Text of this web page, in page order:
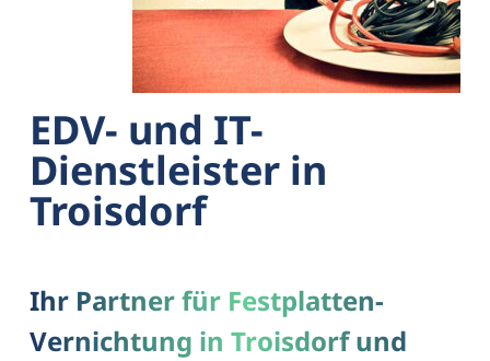
EDV- und IT-
Dienstleister in
Troisdorf
Ihr Partner für Festplatten-
Vernichtung in Troisdorf und